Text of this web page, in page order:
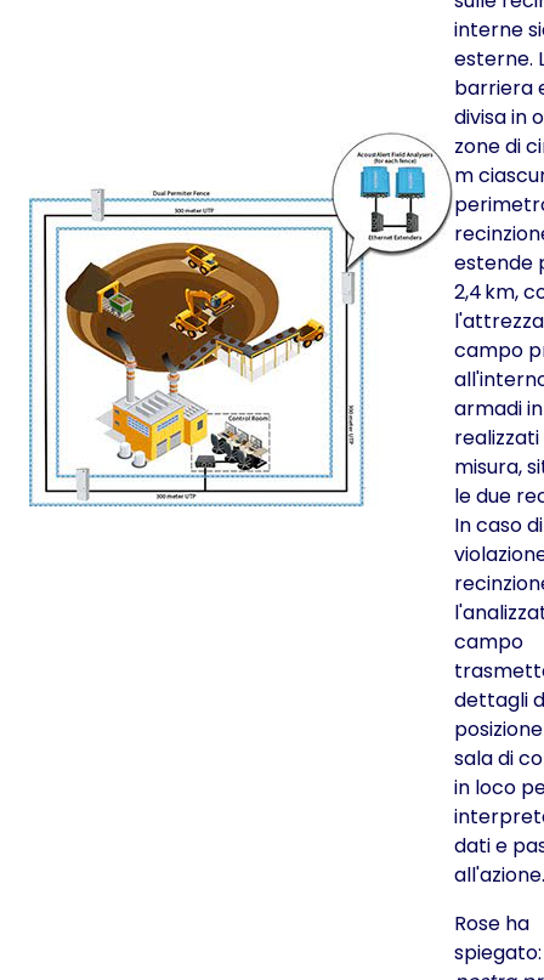
interne
esterne.
barriera
divisa in
zone di
m
estende
2,4 km,
campo
armadi
realizzati
misura,
le due
In caso di
campo
dettagli
sala di
in loco
dati e
all'azione.
Rose ha